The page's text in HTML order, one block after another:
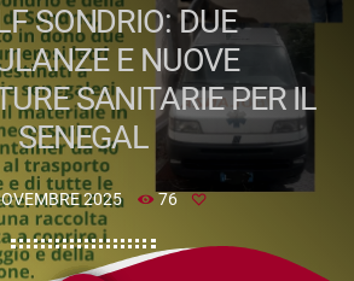
SONDRIO: DUE
E NUOVE
SANITARIE PER IL
SENEGAL
2025 76